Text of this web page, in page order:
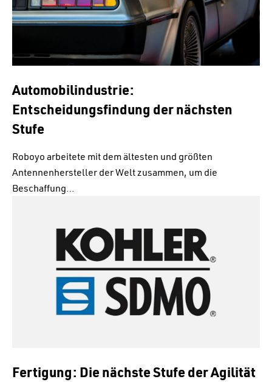
Automobilindustrie:
Entscheidungsfindung der nächsten
Stufe
Roboyo arbeitete mit dem ältesten und größten
Antennenhersteller der Welt zusammen, um die
Beschaffung…
Fertigung: Die nächste Stufe der Agilität